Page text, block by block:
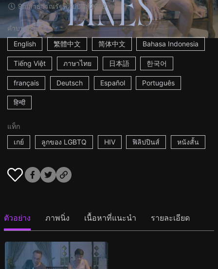
9mสาธารณรัฐฟิลิปปินส์2019
คำบรรยาย
English
繁體中文 简体中文 Bahasa Indonesia
Tiếng Việt ภาษาไทย 日本語 한국어
français Deutsch Español Português
हिन्दी
แท็ก
เกย์
ลูกของ LGBTQ HIV ฟิลิปปินส์ หนังสั้น
ตัวอย่าง ภาพนิ่ง เนื้อหาที่แนะนำ รายละเอียด